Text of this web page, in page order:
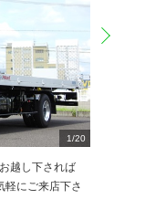
1/20
越し下されば
にご来店下さ
2 20
3 20
4 20
5 20
6 20
7 20
8 20
9 20
10 2
0
11 2
0
12 2
0
13 2
0
14 2
0
15 2
0
16 2
0
17 2
0
18 2
0
19 2
0
20 2
0